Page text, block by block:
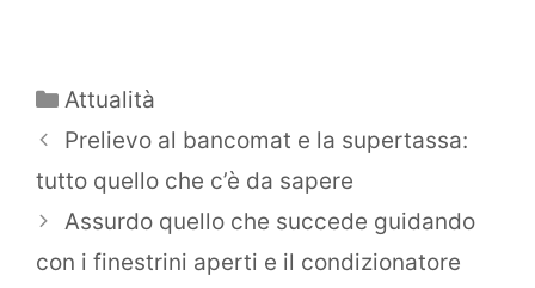
Categorie
Attualità
Prelievo al bancomat e la supertassa:
tutto quello che c’è da sapere
Assurdo quello che succede guidando
con i finestrini aperti e il condizionatore